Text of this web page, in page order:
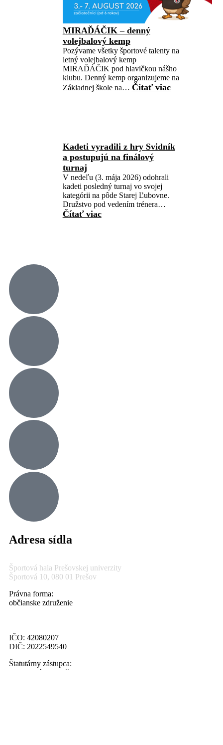
MIRAĎÁČIK – denný
volejbalový kemp
Pozývame všetky športové talenty na
letný volejbalový kemp
MIRAĎÁČIK pod hlavičkou nášho
klubu. Denný kemp organizujeme na
Základnej škole na… Čítať viac
Kadeti vyradili z hry Svidník
a postupujú na finálový
turnaj
V nedeľu (3. mája 2026) odohrali
kadeti posledný turnaj vo svojej
kategórii na pôde Starej Ľubovne.
Družstvo pod vedením trénera…
Čítať viac
Adresa sídla
Športová hala Prešovskej univerzity
Športová 10, 080 01 Prešov
Právna forma:
občianske združenie
IČO: 42080207
DIČ: 2022549540
Štatutárny zástupca:
Ing. Marián Palenčar